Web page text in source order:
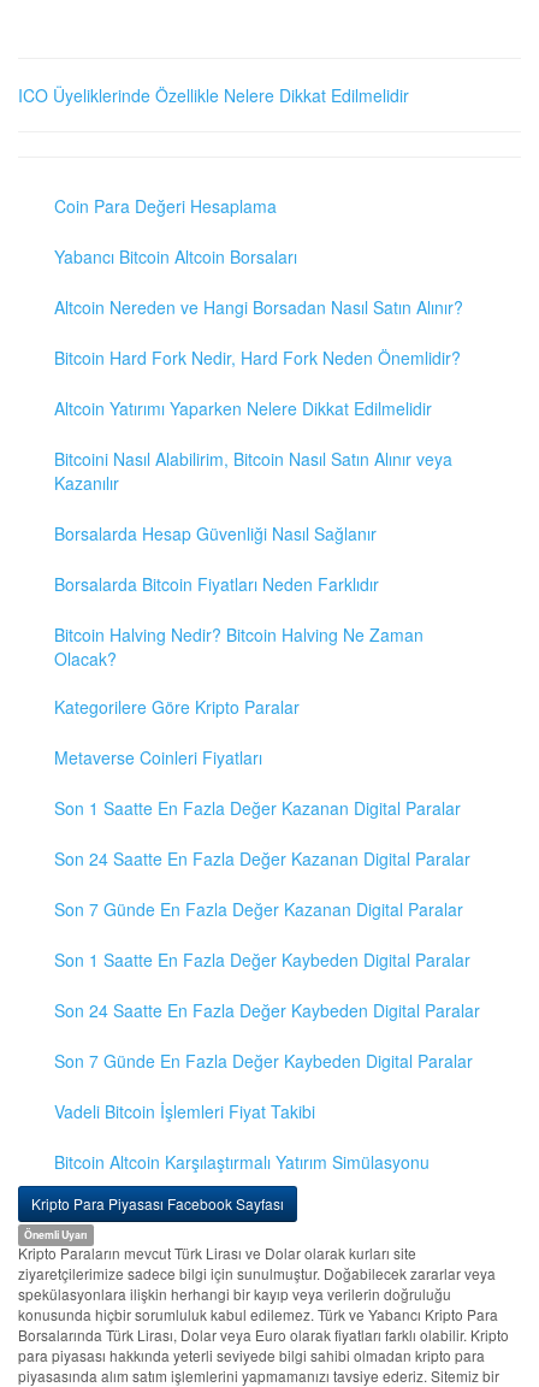
ICO Üyeliklerinde Özellikle Nelere Dikkat Edilmelidir
Coin Para Değeri Hesaplama
Yabancı Bitcoin Altcoin Borsaları
Altcoin Nereden ve Hangi Borsadan Nasıl Satın Alınır?
Bitcoin Hard Fork Nedir, Hard Fork Neden Önemlidir?
Altcoin Yatırımı Yaparken Nelere Dikkat Edilmelidir
Bitcoini Nasıl Alabilirim, Bitcoin Nasıl Satın Alınır veya
Kazanılır
Borsalarda Hesap Güvenliği Nasıl Sağlanır
Borsalarda Bitcoin Fiyatları Neden Farklıdır
Bitcoin Halving Nedir? Bitcoin Halving Ne Zaman
Olacak?
Kategorilere Göre Kripto Paralar
Metaverse Coinleri Fiyatları
Son 1 Saatte En Fazla Değer Kazanan Digital Paralar
Son 24 Saatte En Fazla Değer Kazanan Digital Paralar
Son 7 Günde En Fazla Değer Kazanan Digital Paralar
Son 1 Saatte En Fazla Değer Kaybeden Digital Paralar
Son 24 Saatte En Fazla Değer Kaybeden Digital Paralar
Son 7 Günde En Fazla Değer Kaybeden Digital Paralar
Vadeli Bitcoin İşlemleri Fiyat Takibi
Bitcoin Altcoin Karşılaştırmalı Yatırım Simülasyonu
Kripto Para Piyasası Facebook Sayfası
Önemli Uyarı
Kripto Paraların mevcut Türk Lirası ve Dolar olarak kurları site
ziyaretçilerimize sadece bilgi için sunulmuştur. Doğabilecek zararlar veya
spekülasyonlara ilişkin herhangi bir kayıp veya verilerin doğruluğu
konusunda hiçbir sorumluluk kabul edilemez. Türk ve Yabancı Kripto Para
Borsalarında Türk Lirası, Dolar veya Euro olarak fiyatları farklı olabilir. Kripto
para piyasası hakkında yeterli seviyede bilgi sahibi olmadan kripto para
piyasasında alım satım işlemlerini yapmamanızı tavsiye ederiz. Sitemiz bir